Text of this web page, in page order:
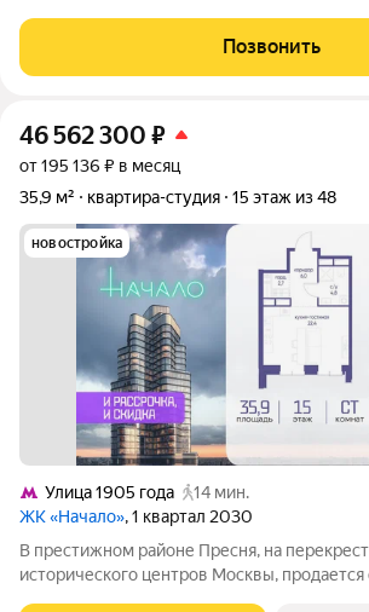
изолированные комнаты (15 кв.м. + 13,1
Совмещенный
Позвонить
46 562 300 ₽
от 195 136 ₽ в месяц
35,9 м²
квартира-студия 15 этаж из 48
новостройка
Улица 1905 года
14 мин.
ЖК «Начало», 1 квартал 2030
В престижном районе Пресня, на
исторического центров Москвы,